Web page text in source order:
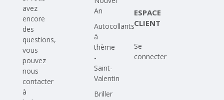
avez
encore
des
questions,
vous
pouvez
nous
contacter
à
An
Autocollants
à
thème
-
Saint-
Valentin
Briller
ESPACE
CLIENT
Se
connecter